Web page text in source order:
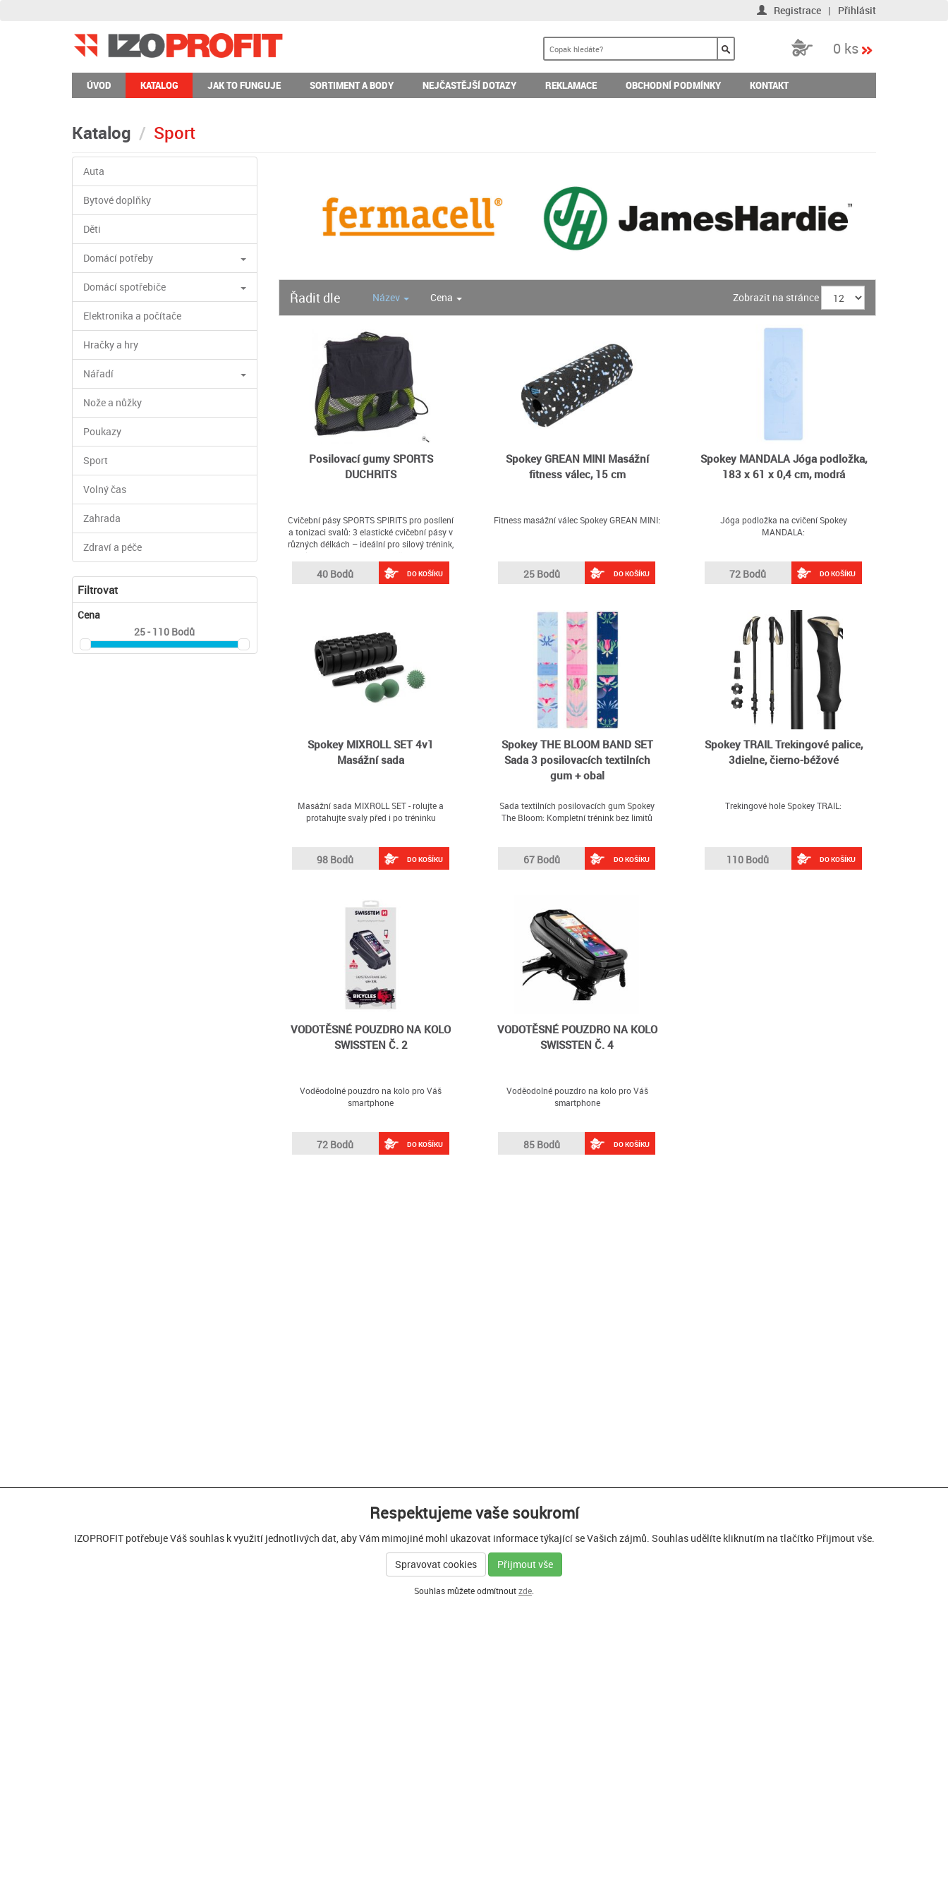
Registrace | Přihlásit
0 ks
ÚVOD KATALOG JAK TO FUNGUJE SORTIMENT A BODY NEJČASTĚJŠÍ DOTAZY REKLAMACE OBCHODNÍ PODMÍNKY KONTAKT
Katalog Sport
Auta
Bytové doplňky
Děti
Domácí potřeby
Domácí spotřebiče
Elektronika a počítače
Hračky a hry
Nářadí
Nože a nůžky
Poukazy
Sport
Volný čas
Zahrada
Zdraví a péče
Filtrovat
Cena
25 - 110 Bodů
Řadit dle Název Cena Zobrazit na stránce
Posilovací gumy SPORTS
DUCHRITS
Cvičební pásy SPORTS SPIRITS pro posílení
a tonizaci svalů: 3 elastické cvičební pásy v
různých délkách – ideální pro silový trénink,
posilování a protahování – všechny pásy s
pěnovými držadly, síťovaná taška na
stahování s plastovou zátkou, samostatná
40 Bodů DO KOŠÍKU
Spokey GREAN MINI Masážní
fitness válec, 15 cm
Fitness masážní válec Spokey GREAN MINI:
25 Bodů DO KOŠÍKU
Spokey MANDALA Jóga podložka,
183 x 61 x 0,4 cm, modrá
Jóga podložka na cvičení Spokey
MANDALA:
72 Bodů DO KOŠÍKU
Spokey MIXROLL SET 4v1
Masážní sada
Masážní sada MIXROLL SET - rolujte a
protahujte svaly před i po tréninku
98 Bodů DO KOŠÍKU
Spokey THE BLOOM BAND SET
Sada 3 posilovacích textilních
gum + obal
Sada textilních posilovacích gum Spokey
The Bloom: Kompletní trénink bez limitů
67 Bodů DO KOŠÍKU
Spokey TRAIL Trekingové palice,
3dielne, čierno-béžové
Trekingové hole Spokey TRAIL:
110 Bodů DO KOŠÍKU
VODOTĚSNÉ POUZDRO NA KOLO
SWISSTEN Č. 2
Voděodolné pouzdro na kolo pro Váš
smartphone
72 Bodů DO KOŠÍKU
VODOTĚSNÉ POUZDRO NA KOLO
SWISSTEN Č. 4
Voděodolné pouzdro na kolo pro Váš
smartphone
85 Bodů DO KOŠÍKU
Respektujeme vaše soukromí
IZOPROFIT potřebuje Váš souhlas k využití jednotlivých dat, aby Vám mimojiné mohl ukazovat informace týkající se Vašich zájmů. Souhlas udělíte kliknutím na tlačítko Přijmout vše.
Spravovat cookies
Přijmout vše
Souhlas můžete odmítnoutzde